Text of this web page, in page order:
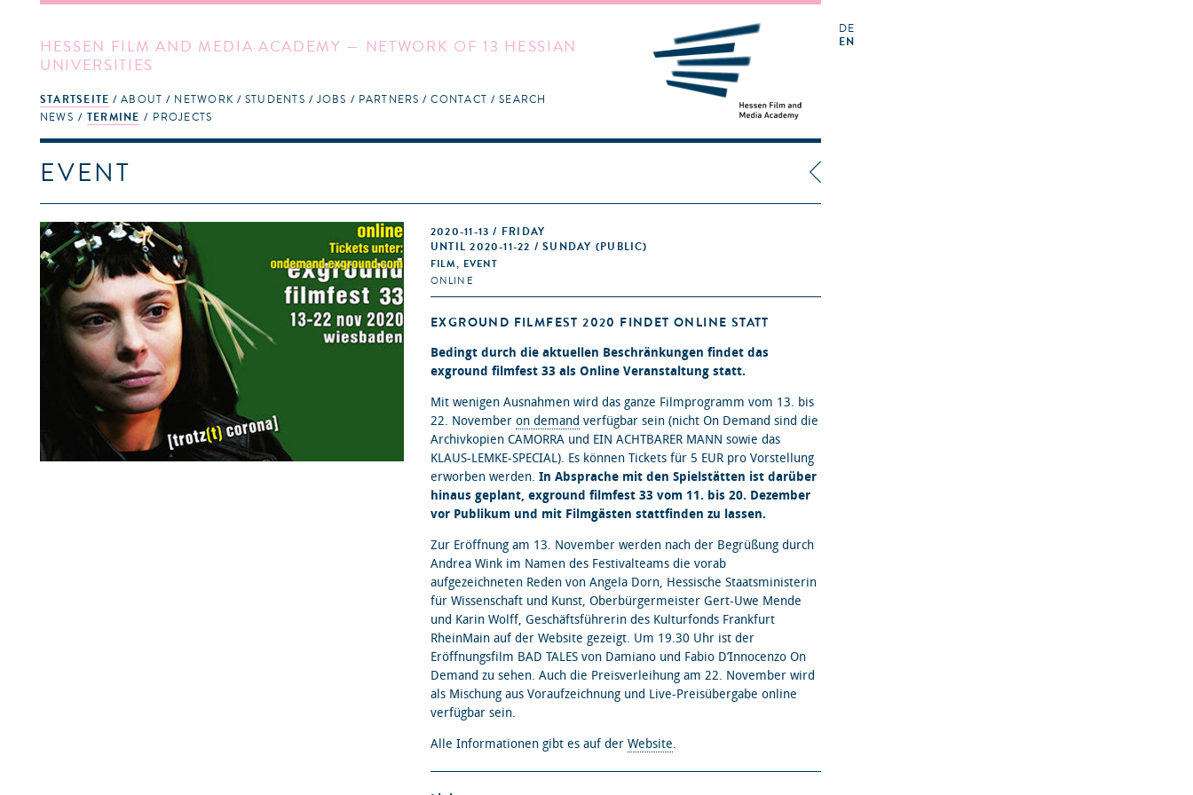
HESSEN FILM AND MEDIA ACADEMY — NETWORK OF 13 HESSIAN
UNIVERSITIES
STARTSEITE
NEWS
TERMINE PROJECTS
ABOUT NETWORK STUDENTS JOBS PARTNERS CONTACT SEARCH
DE
EN
EVENT
2020-11-13 / FRIDAY
UNTIL 2020-11-22 / SUNDAY (PUBLIC)
FILM, EVENT
ONLINE
EXGROUND FILMFEST 2020 FINDET ONLINE STATT
Bedingt durch die aktuellen Beschränkungen findet das
exground filmfest 33 als Online Veranstaltung statt.
Mit wenigen Ausnahmen wird das ganze Filmprogramm vom 13. bis
22. November on demand verfügbar sein (nicht On Demand sind die
Archivkopien CAMORRA und EIN ACHTBARER MANN sowie das
KLAUS-LEMKE-SPECIAL). Es können Tickets für 5 EUR pro Vorstellung
erworben werden. In Absprache mit den Spielstätten ist darüber
hinaus geplant, exground filmfest 33 vom 11. bis 20. Dezember
vor Publikum und mit Filmgästen stattfinden zu lassen.
Zur Eröffnung am 13. November werden nach der Begrüßung durch
Andrea Wink im Namen des Festivalteams die vorab
aufgezeichneten Reden von Angela Dorn, Hessische Staatsministerin
für Wissenschaft und Kunst, Oberbürgermeister Gert-Uwe Mende
und Karin Wolff, Geschäftsführerin des Kulturfonds Frankfurt
RheinMain auf der Website gezeigt. Um 19.30 Uhr ist der
Eröffnungsfilm BAD TALES von Damiano und Fabio D’Innocenzo On
Demand zu sehen. Auch die Preisverleihung am 22. November wird
als Mischung aus Voraufzeichnung und Live-Preisübergabe online
verfügbar sein.
Alle Informationen gibt es auf der Website.